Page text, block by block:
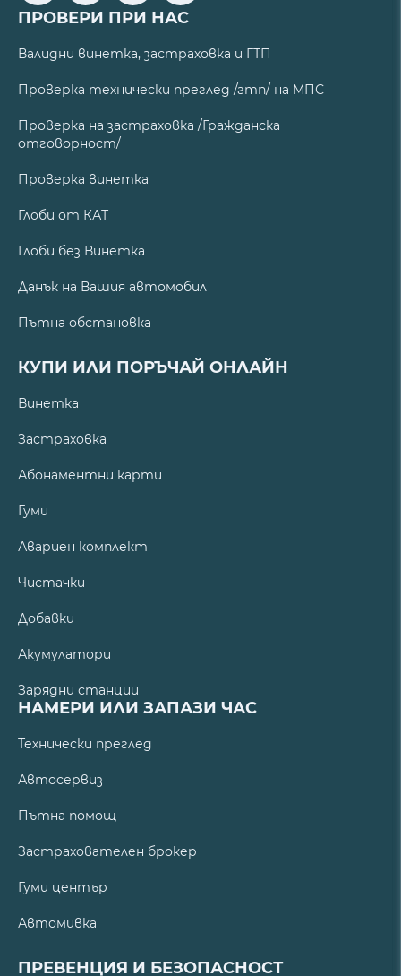
ПРОВЕРИ ПРИ НАС
Валидни винетка, застраховка и ГТП
Проверка технически преглед /гтп/ на МПС
Проверка на застраховка /Гражданска
отговорност/
Проверка винетка
Глоби от КАТ
Глоби без Винетка
Данък на Вашия автомобил
Пътна обстановка
КУПИ ИЛИ ПОРЪЧАЙ ОНЛАЙН
Винетка
Застраховка
Абонаментни карти
Гуми
Авариен комплект
Чистачки
Добавки
Акумулатори
Зарядни станции
НАМЕРИ ИЛИ ЗАПАЗИ ЧАС
Технически преглед
Автосервиз
Пътна помощ
Застрахователен брокер
Гуми център
Автомивка
ПРЕВЕНЦИЯ И БЕЗОПАСНОСТ